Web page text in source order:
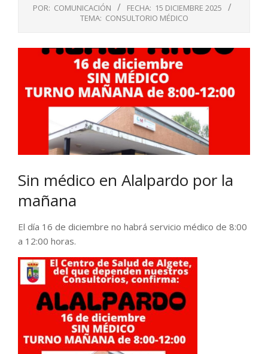
POR: COMUNICACIÓN FECHA: 15 DICIEMBRE 2025
TEMA: CONSULTORIO MÉDICO
Sin médico en Alalpardo por la
mañana
El día 16 de diciembre no habrá servicio médico de 8:00
a 12:00 horas.